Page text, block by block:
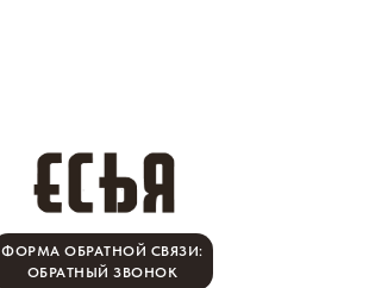
ФОРМА ОБРАТНОЙ СВЯЗИ:
ОБРАТНЫЙ ЗВОНОК